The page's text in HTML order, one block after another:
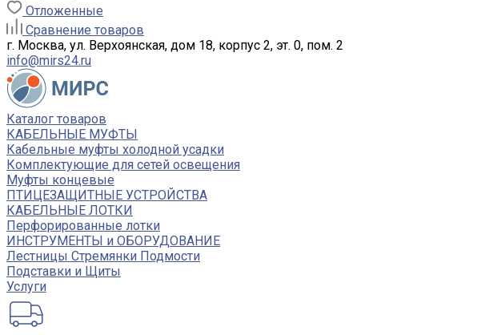
Отложенные
Сравнение товаров
г. Москва, ул. Верхоянская, дом 18, корпус 2, эт. 0, пом. 2
info@mirs24.ru
Каталог товаров
КАБЕЛЬНЫЕ МУФТЫ
Кабельные муфты холодной усадки
Комплектующие для сетей освещения
Муфты концевые
ПТИЦЕЗАЩИТНЫЕ УСТРОЙСТВА
КАБЕЛЬНЫЕ ЛОТКИ
Перфорированные лотки
ИНСТРУМЕНТЫ и ОБОРУДОВАНИЕ
Лестницы Стремянки Подмости
Подставки и Щиты
Услуги